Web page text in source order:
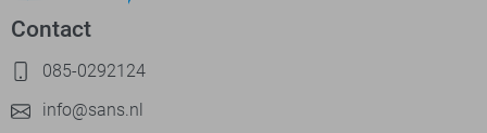
Contact
085-0292124
info@sans.nl